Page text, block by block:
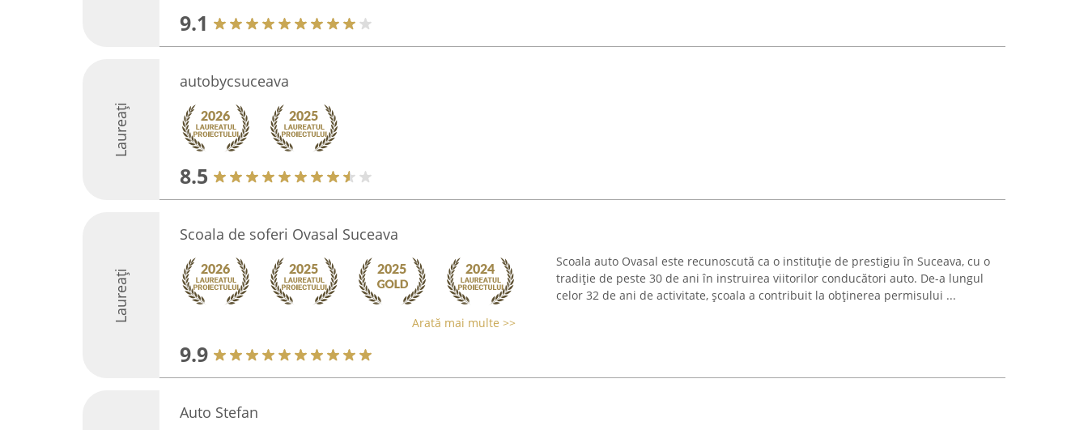
9.1
Laureați
autobycsuceava
8.5
Laureați
Scoala de soferi Ovasal Suceava
Arată mai multe >>
9.9
Scoala auto Ovasal este recunoscută ca o instituție de prestigiu în Suceava, cu o
tradiție de peste 30 de ani în instruirea viitorilor conducători auto. De-a lungul
celor 32 de ani de activitate, școala a contribuit la obținerea permisului ...
Auto Stefan